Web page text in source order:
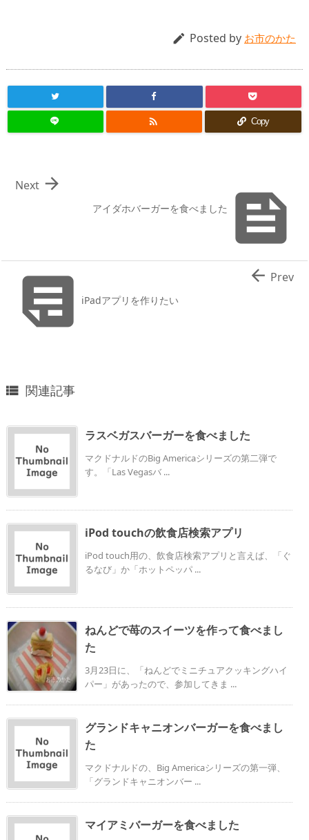
 Posted by お市のかた
 Copy

アイダホバーガーを食べました

Next
iPadアプリを作りたい
 Prev
 関連記事
ラスベガスバーガーを食べました
マクドナルドのBig Americaシリーズの第二弾で
す。「Las Vegasバ ...
iPod touchの飲食店検索アプリ
iPod touch用の、飲食店検索アプリと言えば、「ぐ
るなび」か「ホットペッパ ...
ねんどで苺のスイーツを作って食べまし
た
3月23日に、「ねんどでミニチュアクッキングハイ
パー」があったので、参加してきま ...
グランドキャニオンバーガーを食べまし
た
マクドナルドの、Big Americaシリーズの第一弾、
「グランドキャニオンバー ...
マイアミバーガーを食べました